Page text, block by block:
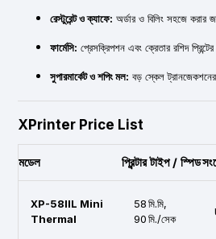
রেস্টুরেন্ট ও ক্যাফে: অর্ডার ও বিলিং সহজে করার
ফার্মেসি: প্রেসক্রিপশন এবং ক্রেতার রশিদ
সুপারমার্কেট ও শপিং মল: বড় স্কেল
XPrinter Price List
মডেল প্রিন্টার টাইপ / স্পিড
XP-58IIL Mini
Thermal
58 মি.মি,
90 মি./সেক